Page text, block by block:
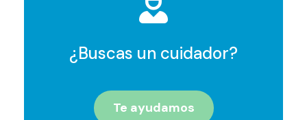
¿Buscas un cuidador?
Te ayudamos